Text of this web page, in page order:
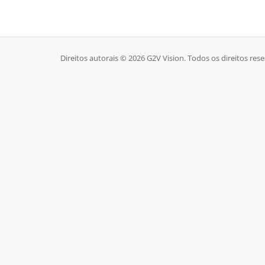
Direitos autorais © 2026 G2V Vision. Todos os direitos